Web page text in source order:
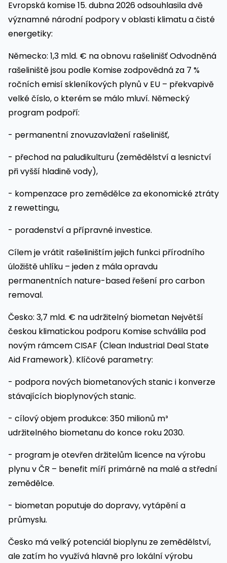
Evropská komise 15. dubna 2026 odsouhlasila dvě
významné národní podpory v oblasti klimatu a čisté
energetiky:
Německo: 1,3 mld. € na obnovu rašelinišť Odvodněná
rašeliniště jsou podle Komise zodpovědná za 7 %
ročních emisí skleníkových plynů v EU – překvapivě
velké číslo, o kterém se málo mluví. Německý
program podpoří:
- permanentní znovuzavlažení rašelinišť,
- přechod na paludikulturu (zemědělství a lesnictví
při vyšší hladině vody),
- kompenzace pro zemědělce za ekonomické ztráty
z rewettingu,
- poradenství a přípravné investice.
Cílem je vrátit rašeliništím jejich funkci přírodního
úložiště uhlíku – jeden z mála opravdu
permanentních nature-based řešení pro carbon
removal.
Česko: 3,7 mld. € na udržitelný biometan Největší
českou klimatickou podporu Komise schválila pod
novým rámcem CISAF (Clean Industrial Deal State
Aid Framework). Klíčové parametry:
- podpora nových biometanových stanic i konverze
stávajících bioplynových stanic.
- cílový objem produkce: 350 milionů m³
udržitelného biometanu do konce roku 2030.
- program je otevřen držitelům licence na výrobu
plynu v ČR – benefit míří primárně na malé a střední
zemědělce.
- biometan poputuje do dopravy, vytápění a
průmyslu.
Česko má velký potenciál bioplynu ze zemědělství,
ale zatím ho využívá hlavně pro lokální výrobu